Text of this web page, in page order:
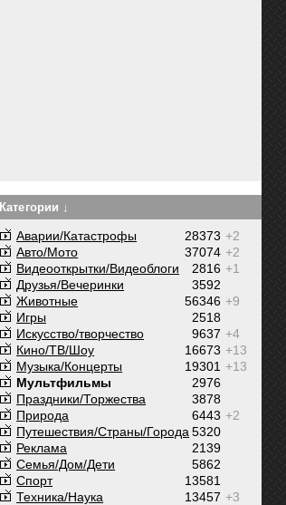
Категории ↓
+2
28373
Аварии/Катастрофы
+2
37074
Авто/Мото
+1
2816
Видеооткрытки/Видеоблоги
3592
Друзья/Вечеринки
+9
56346
Животные
2518
Игры
+4
9637
Искусство/творчество
+13
16673
Кино/ТВ/Шоу
+13
19301
Музыка/Концерты
2976
Мультфильмы
3878
Праздники/Торжества
+2
6443
Природа
5320
Путешествия/Cтраны/Города
2139
Реклама
5862
Семья/Дом/Дети
13581
Спорт
+3
13457
Техника/Наука